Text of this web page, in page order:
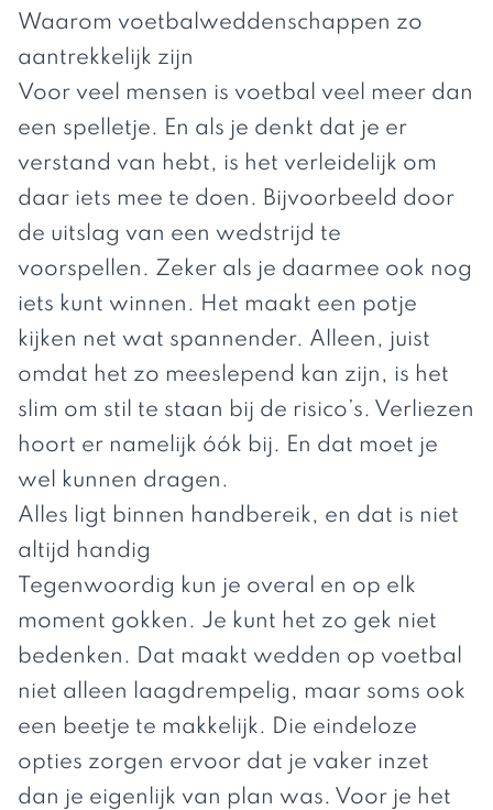
Waarom voetbalweddenschappen zo
aantrekkelijk zijn
Voor veel mensen is voetbal veel meer dan
een spelletje. En als je denkt dat je er
verstand van hebt, is het verleidelijk om
daar iets mee te doen. Bijvoorbeeld door
de uitslag van een wedstrijd te
voorspellen. Zeker als je daarmee ook nog
iets kunt winnen. Het maakt een potje
kijken net wat spannender. Alleen, juist
omdat het zo meeslepend kan zijn, is het
slim om stil te staan bij de risico’s. Verliezen
hoort er namelijk óók bij. En dat moet je
wel kunnen dragen.
Alles ligt binnen handbereik, en dat is niet
altijd handig
Tegenwoordig kun je overal en op elk
moment gokken. Je kunt het zo gek niet
bedenken. Dat maakt wedden op voetbal
niet alleen laagdrempelig, maar soms ook
een beetje te makkelijk. Die eindeloze
opties zorgen ervoor dat je vaker inzet
dan je eigenlijk van plan was. Voor je het